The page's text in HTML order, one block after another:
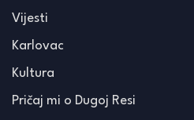
Vijesti
Karlovac
Kultura
Pričaj mi o Dugoj Resi